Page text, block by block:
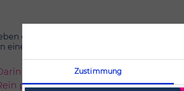
Zustimmung
dem Gewinnabführungsvertrag auch
eines Konzern aus (Vertragskonzern).
liegt auch ein Grund für den
praktisch lassen sich meist bei